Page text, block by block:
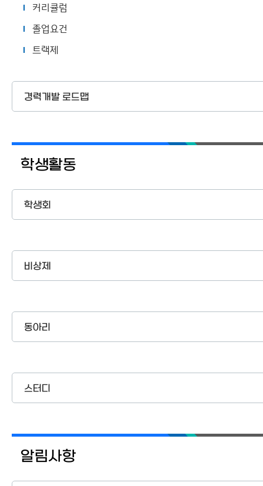
커리큘럼
졸업요건
트랙제
경력개발 로드맵
학생활동
학생회
비상제
동아리
스터디
알림사항